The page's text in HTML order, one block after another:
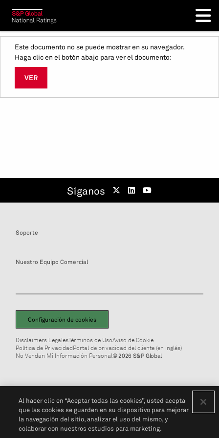
Este documento no se puede mostrar en su navegador.
Haga clic en el botón abajo para ver el documento:
VER
Síganos
Soporte
Nuestro Equipo Comercial
Configuración de cookies
Disclaimers LegalesTérminos de UsoAviso de Cookie
Política de PrivacidadPortal de privacidad del cliente (en inglés)
No Vendan Mi Información Personal© 2026 S&P Global
Al hacer clic en “Aceptar todas las cookies”, usted acepta
que las cookies se guarden en su dispositivo para mejorar
la navegación del sitio, analizar el uso del mismo, y
colaborar con nuestros estudios para marketing.